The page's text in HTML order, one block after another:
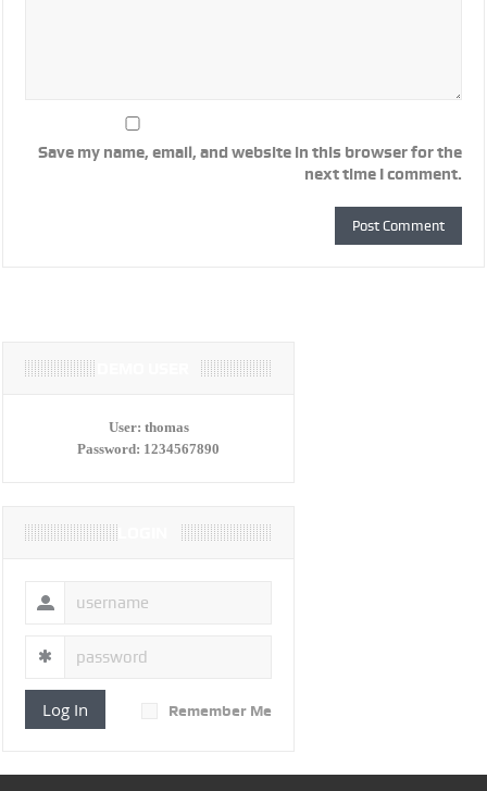
Save my name, email, and website in this browser for the
next time I comment.
User: thomas
Password: 1234567890
Log In Remember Me